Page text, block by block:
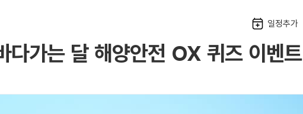
일정추가
다가는 달 해양안전 OX 퀴즈 이벤트